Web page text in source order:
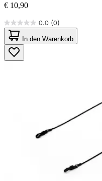
€ 10,90
0.0 (0)
0.0
von
5
Sternen.
In den Warenkorb